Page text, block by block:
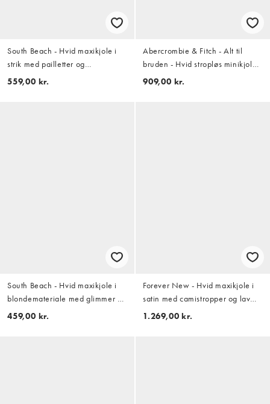
South Beach - Hvid maxikjole i
strik med pailletter og
bandeausnit
559,00 kr.
Abercrombie & Fitch - Alt til
bruden - Hvid stropløs minikjole
med blonder
909,00 kr.
South Beach - Hvid maxikjole i
blondemateriale med glimmer og
bandeausnit
459,00 kr.
Forever New - Hvid maxikjole i
satin med camistropper og lav
ryg samt corsage-detalje
1.269,00 kr.